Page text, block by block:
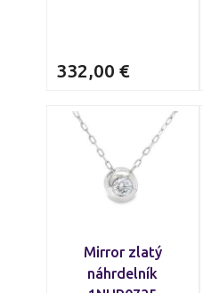
332,00 €
Mirror zlatý
náhrdelník